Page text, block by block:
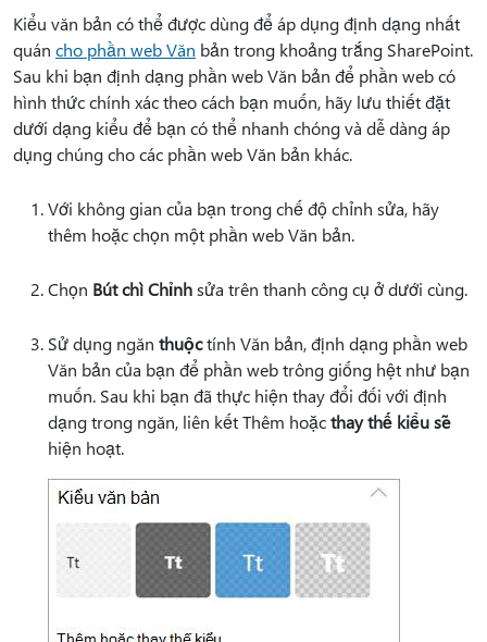
Kiểu văn bản có thể được dùng để áp dụng định dạng nhất
quán cho phần web Văn bản trong khoảng trắng SharePoint.
Sau khi bạn định dạng phần web Văn bản để phần web có
hình thức chính xác theo cách bạn muốn, hãy lưu thiết đặt
dưới dạng kiểu để bạn có thể nhanh chóng và dễ dàng áp
dụng chúng cho các phần web Văn bản khác.
Với không gian của bạn trong chế độ chỉnh sửa, hãy
thêm hoặc chọn một phần web Văn bản.
Chọn Bút chì Chỉnhsửa trên thanh công cụ ở dưới cùng.
Sử dụng ngăn thuộctính Văn bản, định dạng phần web
Văn bản của bạn để phần web trông giống hệt như bạn
muốn. Sau khi bạn đã thực hiện thay đổi đối với định
dạng trong ngăn, liên kết Thêm hoặcthay thế kiểu sẽ
hiện hoạt.